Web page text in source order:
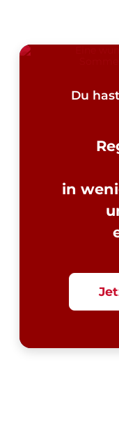
Du
in